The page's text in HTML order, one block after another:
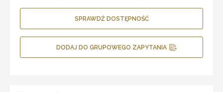
SPRAWDŹ DOSTĘPNOŚĆ
DODAJ DO GRUPOWEGO ZAPYTANIA